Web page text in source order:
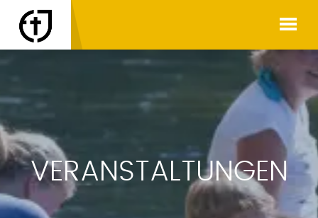
VERANSTALTUNGEN